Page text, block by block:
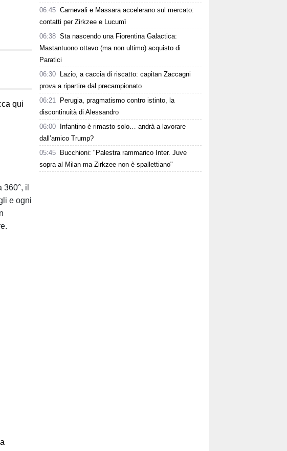
qui
il
e ogni
06:45 Carnevali e Massara accelerano sul mercato:
contatti per Zirkzee e Lucumì
06:38 Sta nascendo una Fiorentina Galactica:
Mastantuono ottavo (ma non ultimo) acquisto di
Paratici
06:30
Lazio, a caccia di riscatto: capitan Zaccagni
prova a ripartire dal precampionato
06:21
Perugia, pragmatismo contro istinto, la
discontinuità di Alessandro
06:00
Infantino è rimasto solo… andrà a lavorare
dall’amico Trump?
05:45
Bucchioni: "Palestra rammarico Inter. Juve
sopra al Milan ma Zirkzee non è spallettiano"